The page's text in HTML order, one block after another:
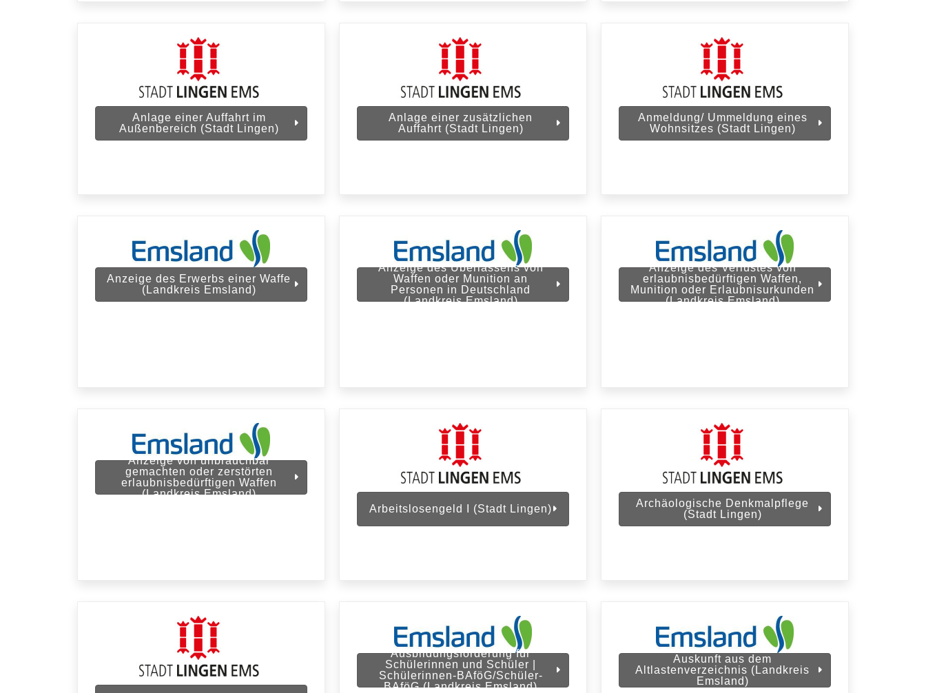
Anlage einer Auffahrt im
Außenbereich (Stadt Lingen)
Anlage einer zusätzlichen
Auffahrt (Stadt Lingen)
Anmeldung/ Ummeldung eines
Wohnsitzes (Stadt Lingen)
Anzeige des Erwerbs einer Waffe
(Landkreis Emsland)
Anzeige des Überlassens von
Waffen oder Munition an
Personen in Deutschland
(Landkreis Emsland)
Anzeige des Verlustes von
erlaubnisbedürftigen Waffen,
Munition oder Erlaubnisurkunden
(Landkreis Emsland)
Anzeige von unbrauchbar
gemachten oder zerstörten
erlaubnisbedürftigen Waffen
(Landkreis Emsland)
Arbeitslosengeld I (Stadt Lingen)
Archäologische Denkmalpflege
(Stadt Lingen)
Ausbildungsförderung für
Schülerinnen und Schüler |
Schülerinnen-BAföG/Schüler-
BAföG (Landkreis Emsland)
Auskunft aus dem
Altlastenverzeichnis (Landkreis
Emsland)